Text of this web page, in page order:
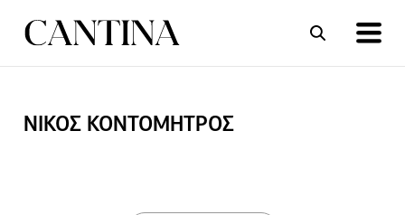
ΣΥΝΤΑΓΕΣ
ΝΙΚΟΣ ΚΟΝΤΟΜΗΤΡΟΣ